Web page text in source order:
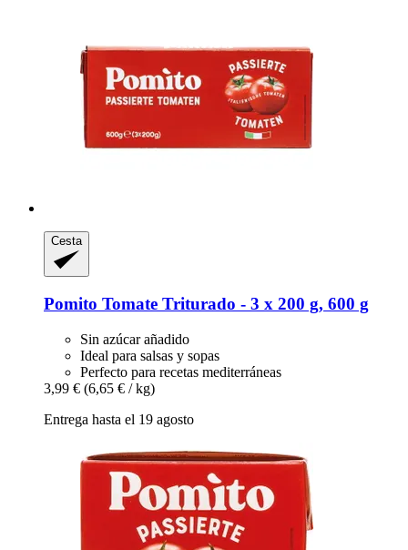
Cesta
Pomito Tomate Triturado -​ 3 x 200 g, 600 g
Sin azúcar añadido
Ideal para salsas y sopas
Perfecto para recetas mediterráneas
3,99 € (6,65 € / kg)
Entrega hasta el 19 agosto